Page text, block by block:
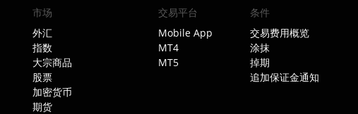
市场
外汇
指数
大宗商品
股票
加密货币
期货
交易平台
Mobile App
MT4
MT5
条件
交易费用概览
涂抹
掉期
追加保证金通知